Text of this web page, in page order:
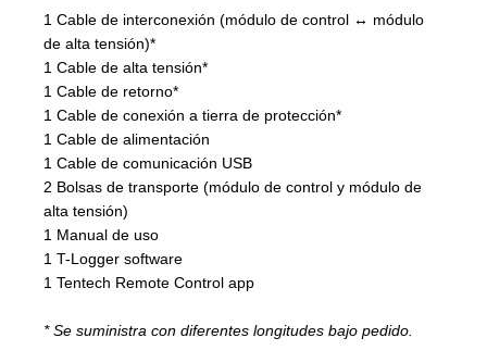
1 Cable de interconexión (módulo de control ↔ módulo
de alta tensión)*
1 Cable de alta tensión*
1 Cable de retorno*
1 Cable de conexión a tierra de protección*
1 Cable de alimentación
1 Cable de comunicación USB
2 Bolsas de transporte (módulo de control y módulo de
alta tensión)
1 Manual de uso
1 T-Logger software
1 Tentech Remote Control app
* Se suministra con diferentes longitudes bajo pedido.